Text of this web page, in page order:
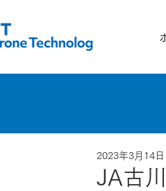
JA古
2023年3月14日